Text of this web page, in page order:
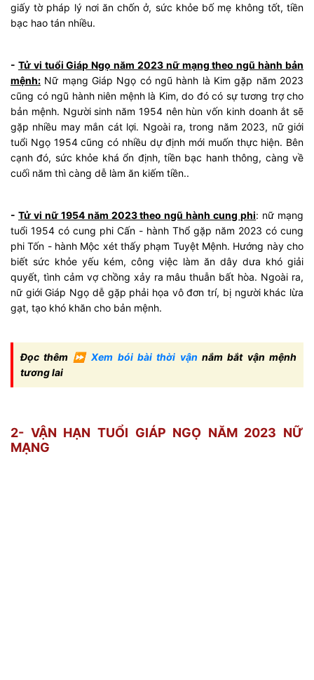
giấy tờ pháp lý nơi ăn chốn ở, sức khỏe bố mẹ không tốt, tiền
bạc hao tán nhiều.
- Tử vi tuổi Giáp Ngọ năm 2023 nữ mạng theo ngũ hành bản
mệnh: Nữ mạng Giáp Ngọ có ngũ hành là Kim gặp năm 2023
cũng có ngũ hành niên mệnh là Kim, do đó có sự tương trợ cho
bản mệnh. Người sinh năm 1954 nên hùn vốn kinh doanh ắt sẽ
gặp nhiều may mắn cát lợi. Ngoài ra, trong năm 2023, nữ giới
tuổi Ngọ 1954 cũng có nhiều dự định mới muốn thực hiện. Bên
cạnh đó, sức khỏe khá ổn định, tiền bạc hanh thông, càng về
cuối năm thì càng dễ làm ăn kiếm tiền..
- Tử vi nữ 1954 năm 2023 theo ngũ hành cung phi: nữ mạng
tuổi 1954 có cung phi Cấn - hành Thổ gặp năm 2023 có cung
phi Tốn - hành Mộc xét thấy phạm Tuyệt Mệnh. Hướng này cho
biết sức khỏe yếu kém, công việc làm ăn dây dưa khó giải
quyết, tình cảm vợ chồng xảy ra mâu thuẫn bất hòa. Ngoài ra,
nữ giới Giáp Ngọ dễ gặp phải họa vô đơn trí, bị người khác lừa
gạt, tạo khó khăn cho bản mệnh.
Đọc thêm ⏩Xem bói bài thời vận nắm bắt vận mệnh
tương lai
2- VẬN HẠN TUỔI GIÁP NGỌ NĂM 2023 NỮ
MẠNG